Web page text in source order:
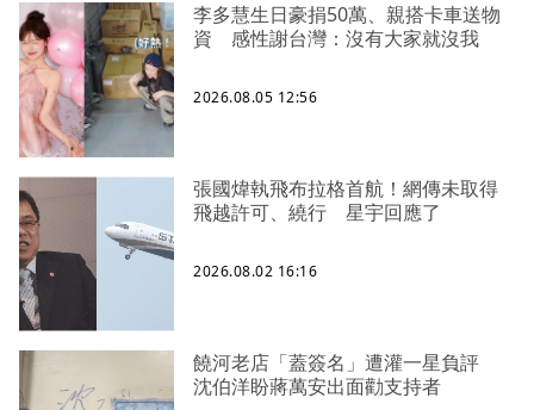
李多慧生日豪捐50萬、親搭卡車送物
資 感性謝台灣：沒有大家就沒我
2026.08.05 12:56
張國煒執飛布拉格首航！網傳未取得
飛越許可、繞行 星宇回應了
2026.08.02 16:16
饒河老店「蓋簽名」遭灌一星負評
沈伯洋盼蔣萬安出面勸支持者